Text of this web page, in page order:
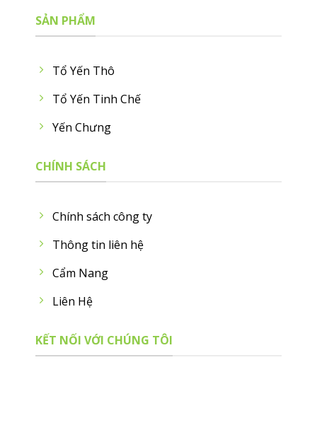
SẢN PHẨM
Tổ Yến Thô
Tổ Yến Tinh Chế
Yến Chưng
CHÍNH SÁCH
Chính sách công ty
Thông tin liên hệ
Cẩm Nang
Liên Hệ
KẾT NỐI VỚI CHÚNG TÔI